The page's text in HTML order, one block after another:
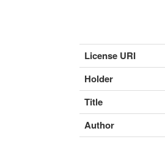
License URI
Holder
Title
Author